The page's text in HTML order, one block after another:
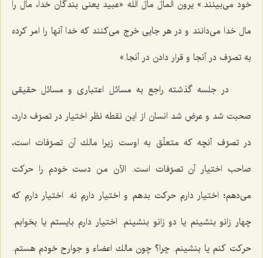
خود می‌بینند.» یرون المالَ مالَ اللَه «عبید یعنی بندگان خدا، مال را
مال خدا می‌دانند و در هر جایی خرج می‌كنند كه خدا آنها را امر كرده
به تصرّف در آنجا و قرار دادن در آنجا.»
در جلسه گذشته راجع به مسائل اعتباری و مسائل حقیقی
صحبت شد و عرض شد انسان از این نقطه نظر اختیار در تصرّف دارد،
در تصرّف آنچه كه متعلّق به اوست زیرا مالك آن تصرّفات است،
صاحب اختیار آن تصرّفات است. الآن من دست خودم را حركت
می‌دهم؛ اختیار دارم حركت بدهم و اختیار دارم نه. اختیار دارم كه
چهار زانو بنشینم یا دو زانو بنشینم. اختیار دارم بایستم یا بخوابم.
حركت كنم یا بنشینم. چرا؟ چون مالك اعضاء و جوارح خودم هستم.